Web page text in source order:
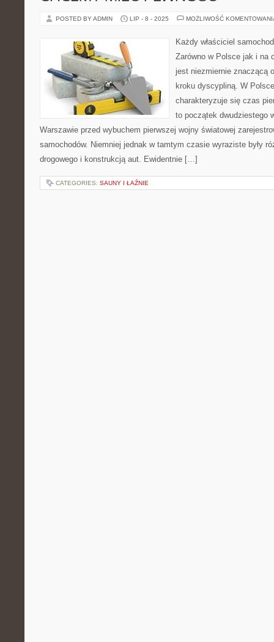
POSTED BY ADMIN LIP - 8 - 2025 MOŻLIWOŚĆ
Każdy właściciel
Zarówno w Polsce jak i na
jest niezmiernie znaczącą
kroku dyscypliną. W
charakteryzuje się czas
to początek dwudziestego
Warszawie przed wybuchem pierwszej wojny światowej
samochodów. Niemniej jednak w tamtym czasie wyraziste były
drogowego i konstrukcją aut. Ewidentnie […]
CATEGORIES: SAUNY I ŁAŹNIE